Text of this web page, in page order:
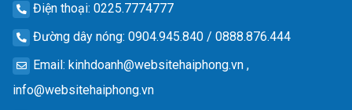
Điện thoại: 0225.7774777
Đường dây nóng: 0904.945.840 / 0888.876.444
Email: kinhdoanh@websitehaiphong.vn ,
info@websitehaiphong.vn